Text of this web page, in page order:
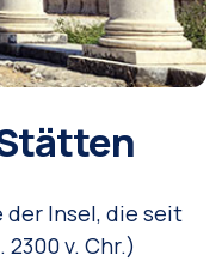
Insel, die seit
v. Chr.)